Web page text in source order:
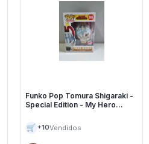
Funko Pop Tomura Shigaraki -
Special Edition - My Hero
🛒 +10Vendidos